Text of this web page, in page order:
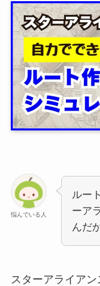
悩んでいる人
ルー
ーア
んだ
スターアライア